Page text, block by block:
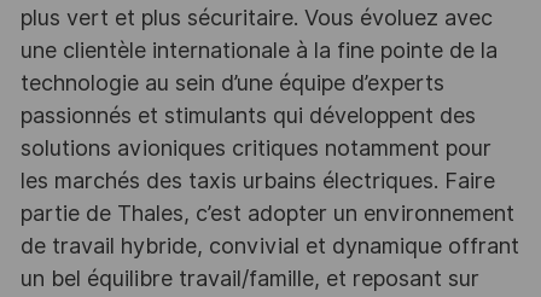
plus vert et plus sécuritaire. Vous évoluez avec
une clientèle internationale à la fine pointe de la
technologie au sein d’une équipe d’experts
passionnés et stimulants qui développent des
solutions avioniques critiques notamment pour
les marchés des taxis urbains électriques. Faire
partie de Thales, c’est adopter un environnement
de travail hybride, convivial et dynamique offrant
un bel équilibre travail/famille, et reposant sur